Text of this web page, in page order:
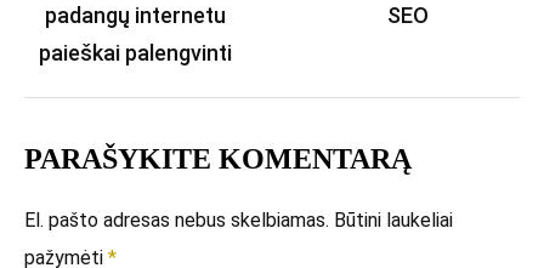
įrašų
padangų internetu
paieškai palengvinti
SEO
PARAŠYKITE KOMENTARĄ
El. pašto adresas nebus skelbiamas. Būtini laukeliai
pažymėti *